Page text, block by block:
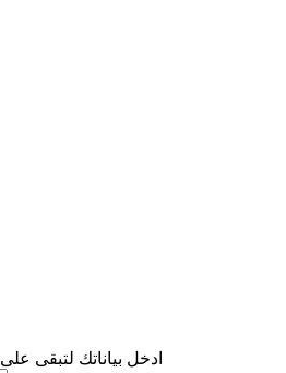
ادخل بياناتك لتبقى